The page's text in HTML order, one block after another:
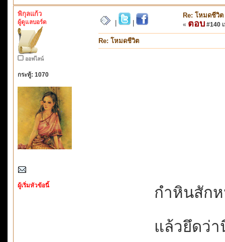
พิกุลแก้ว
ผู้ดูแลบอร์ด
ออฟไลน์
กระทู้: 1070
ผู้เริ่มหัวข้อนี้
Re: โหมดชีวิต
« ตอบ #140
Re: โหมดชีวิต
กำหินสัก
แล้วยึดว่